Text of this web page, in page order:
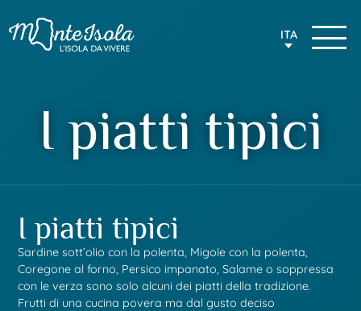
ITA
I piatti tipici
I piatti tipici
Sardine sott’olio con la polenta, Migole con la polenta,
Coregone al forno, Persico impanato,Salame o soppressa
con le verza sono solo alcuni dei piatti della tradizione.
Frutti di una cucina povera ma dal gusto deciso